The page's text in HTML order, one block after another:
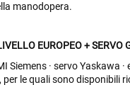
manodopera.
EUROPEO + SERVO
Siemens · servo Yaskawa
, per le quali sono disponibili